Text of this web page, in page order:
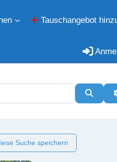
Tauschangebot
Suche speichern